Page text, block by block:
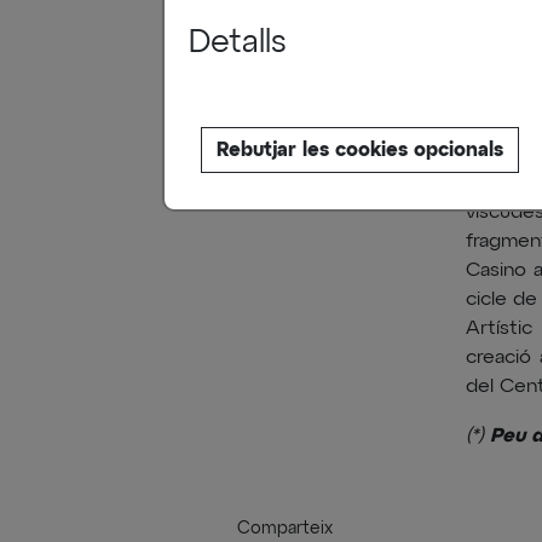
Detalls
Rebutjar les cookies opcionalsCatalunya
Casino
cicle de
Artístic
creació
del
(*)Peu
Comparteix